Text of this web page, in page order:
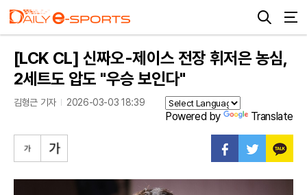
[LCK CL] 신짜오-제이스 전장 휘저은 농심,
2세트도 압도 "우승 보인다"
김형근 기자 2026-03-03 18:39
Powered by Translate